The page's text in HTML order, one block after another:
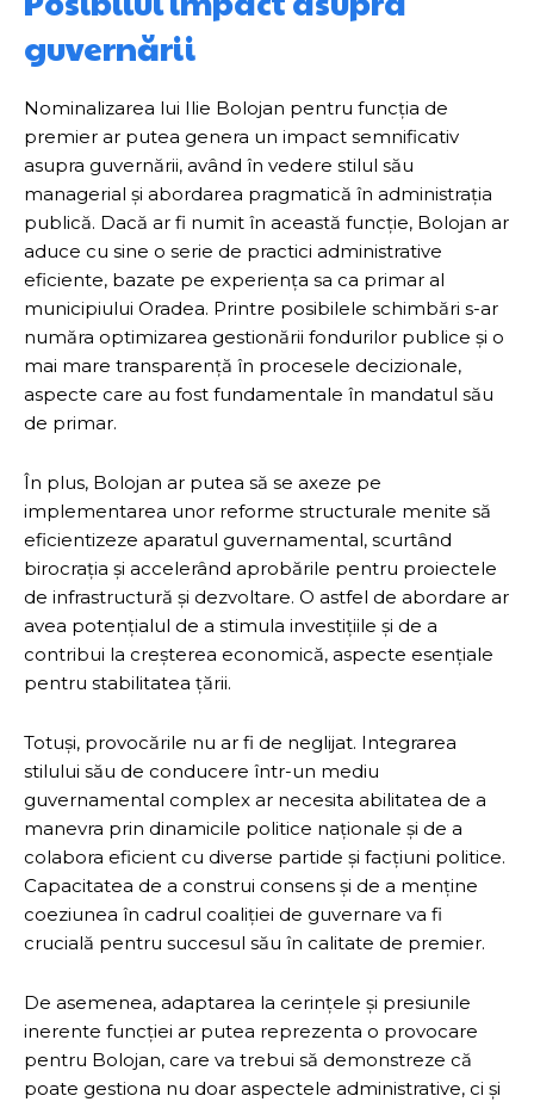
guvernării
Nominalizarea lui Ilie Bolojan pentru funcția de
premier ar putea genera un impact semnificativ
asupra guvernării, având în vedere stilul său
managerial și abordarea pragmatică în administrația
publică. Dacă ar fi numit în această funcție, Bolojan ar
aduce cu sine o serie de practici administrative
eficiente, bazate pe experiența sa ca primar al
municipiului Oradea. Printre posibilele schimbări s-ar
număra optimizarea gestionării fondurilor publice și o
mai mare transparență în procesele decizionale,
aspecte care au fost fundamentale în mandatul său
de primar.
În plus, Bolojan ar putea să se axeze pe
implementarea unor reforme structurale menite să
eficientizeze aparatul guvernamental, scurtând
birocrația și accelerând aprobările pentru proiectele
de infrastructură și dezvoltare. O astfel de abordare ar
avea potențialul de a stimula investițiile și de a
contribui la creșterea economică, aspecte esențiale
pentru stabilitatea țării.
Totuși, provocările nu ar fi de neglijat. Integrarea
stilului său de conducere într-un mediu
guvernamental complex ar necesita abilitatea de a
manevra prin dinamicile politice naționale și de a
colabora eficient cu diverse partide și facțiuni politice.
Capacitatea de a construi consens și de a menține
coeziunea în cadrul coaliției de guvernare va fi
crucială pentru succesul său în calitate de premier.
De asemenea, adaptarea la cerințele și presiunile
inerente funcției ar putea reprezenta o provocare
pentru Bolojan, care va trebui să demonstreze că
poate gestiona nu doar aspectele administrative, ci și